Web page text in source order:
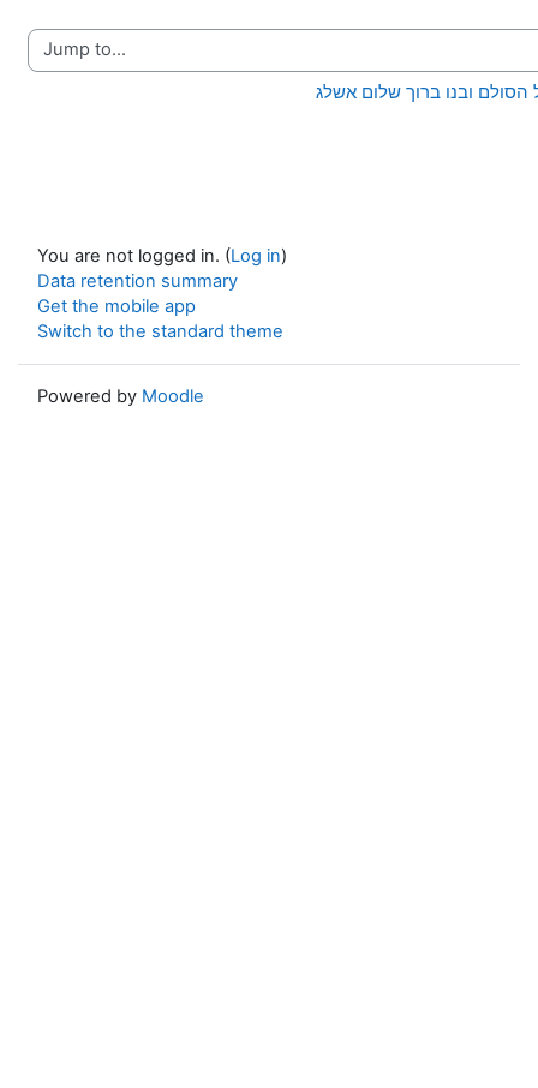
Jump to...
You are not logged in. (Log in)
Data retention summary
Get the mobile app
Switch to the standard theme
Powered by Moodle